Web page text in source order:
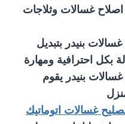
غسالات وثلاجات
بنيدر بتبديل
بكل احترافية ومهارة
بنيدر يقوم
غسالات اتوماتيك